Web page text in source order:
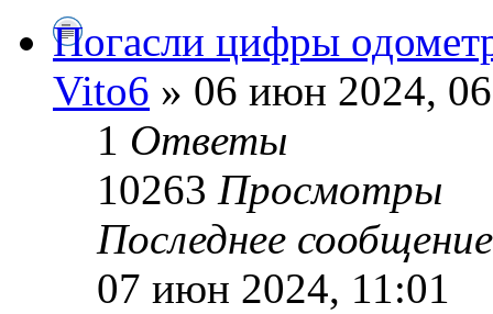
Погасли цифры
Vito6 » 06 июн 2024,
1 Ответы
10263 Просмотры
Последнее
07 июн 2024, 11:01